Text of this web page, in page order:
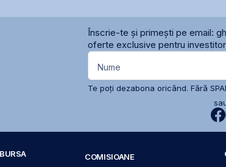
Înscrie-te și primești pe email:
oferte exclusive pentru
Nume
Te poți dezabona oricând. Fără
COMISIOANE